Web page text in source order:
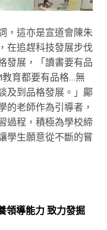
，這亦是宣道會陳朱
在追趕科技發展步伐
發展，「讀書要有品
育都要有品格…無
及到品格發展。」鄺
的老師作為引導者，
過程，積極為學校締
學生願意從不斷的嘗
領導能力 致力發掘